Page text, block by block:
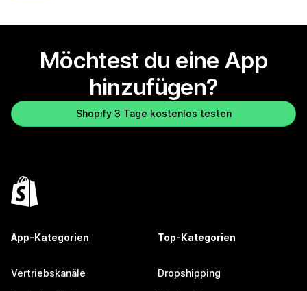
Möchtest du eine App
hinzufügen?
Shopify 3 Tage kostenlos testen
App-Kategorien
Vertriebskanäle
Top-Kategorien
Dropshipping